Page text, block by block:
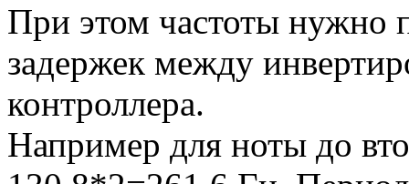
При этом частоты нужно
задержек между
контроллера.
Например для ноты до